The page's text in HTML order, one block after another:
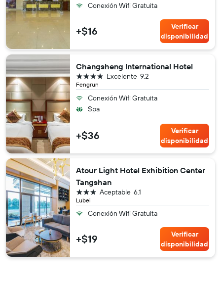
Conexión Wifi Gratuita
+$16
Verificar
disponibilidad
Changsheng International Hotel
Fengrun
9.2
Excelente
4 estrellas
Conexión Wifi Gratuita
Spa
+$36
Verificar
disponibilidad
Atour Light Hotel Exhibition Center
Tangshan
Lubei
6.1
Aceptable
3 estrellas
Conexión Wifi Gratuita
+$19
Verificar
disponibilidad